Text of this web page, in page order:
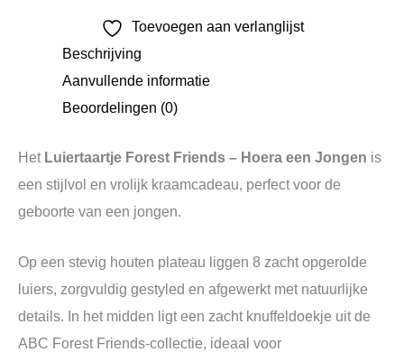
Toevoegen aan verlanglijst
Beschrijving
Aanvullende informatie
Beoordelingen (0)
Het Luiertaartje Forest Friends – Hoera een Jongen is
een stijlvol en vrolijk kraamcadeau, perfect voor de
geboorte van een jongen.
Op een stevig houten plateau liggen 8 zacht opgerolde
luiers, zorgvuldig gestyled en afgewerkt met natuurlijke
details. In het midden ligt een zacht knuffeldoekje uit de
ABC Forest Friends-collectie, ideaal voor